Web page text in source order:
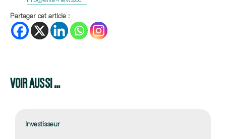
Partager cet article :
VOIR AUSSI ...
Investisseur